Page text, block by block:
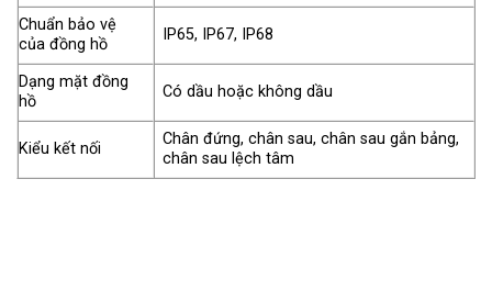
Chuẩn bảo vệ
của đồng hồ
IP65, IP67, IP68
Dạng mặt đồng
hồ
Có dầu hoặc không dầu
Kiểu kết nối
Chân đứng, chân sau, chân sau gắn bảng,
chân sau lệch tâm